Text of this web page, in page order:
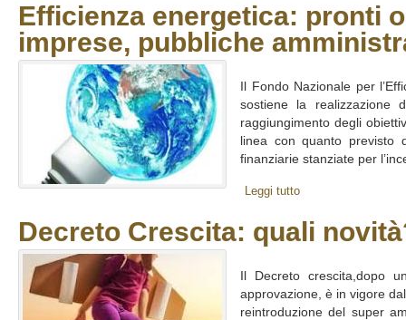
Efficienza energetica: pronti
imprese, pubbliche
Il Fondo Nazionale per
sostiene la realizzazione
raggiungimento degli
linea con quanto
finanziarie stanziate per
Leggi tutto
Decreto Crescita: quali
Il Decreto crescita,dopo
approvazione, è in vigore
reintroduzione del super